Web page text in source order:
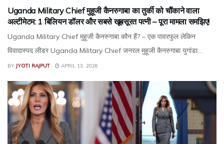
Uganda Military Chief मुहूजी कैनरुगाबा का तुर्की को चौंकाने वाला
अल्टीमेटम: 1 बिलियन डॉलर और सबसे खूबसूरत पत्नी – पूरा मामला समझिए!
Uganda Military Chief मुहूजी कैनरुगाबा कौन हैं? – एक पावरफुल लेकिन
विवादास्पद लीडर Uganda Military Chief जनरल मुहूजी कैनरुगाबा युगांडा...
BY JYOTI RAJPUT APRIL 13, 2026